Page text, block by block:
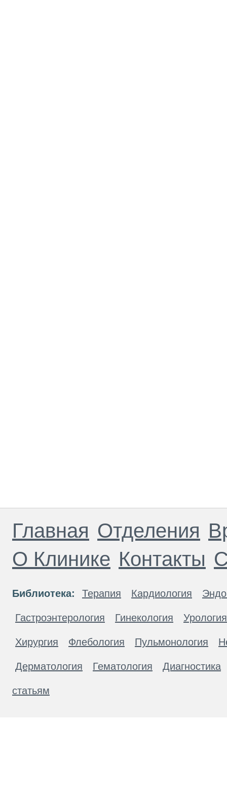
Главная Отделения
О Клинике Контакты
Библиотека: Терапия Кардиология
Гастроэнтерология Гинекология Урология
Хирургия Флебология Пульмонология
Дерматология Гематология Диагностика
статьям